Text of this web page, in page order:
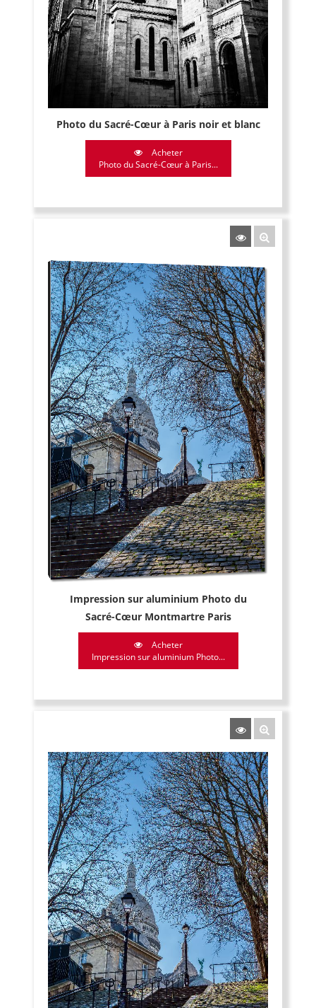
Photo du Sacré-Cœur à Paris noir et blanc
Acheter
Photo du Sacré-Cœur à Paris...
Impression sur aluminium Photo du
Sacré-Cœur Montmartre Paris
Acheter
Impression sur aluminium Photo...